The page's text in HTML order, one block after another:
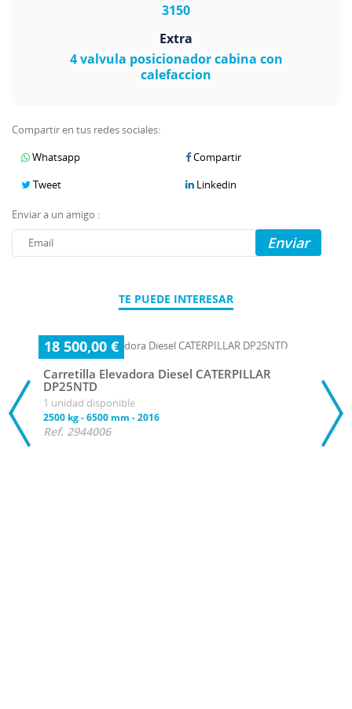
3150
Extra
4 valvula posicionador cabina con
calefaccion
Compartir en tus redes sociales:
Whatsapp
Compartir
Tweet
Linkedin
Enviar a un amigo :
Enviar
TE PUEDE INTERESAR
18 500,00 €
Carretilla Elevadora Diesel CATERPILLAR
DP25NTD
1 unidad disponible
2500 kg-6500 mm -2016
Ref. 2944006